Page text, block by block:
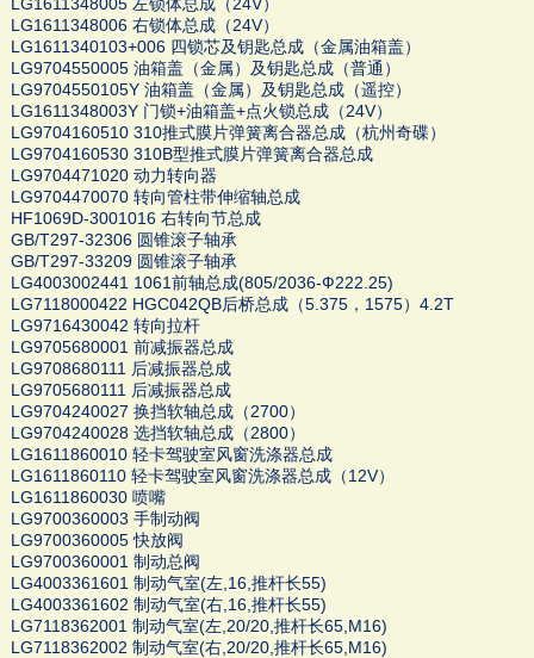
LG1611348005 左锁体总成（24V）
LG1611348006 右锁体总成（24V）
LG1611340103+006 四锁芯及钥匙总成（金属油箱盖）
LG9704550005 油箱盖（金属）及钥匙总成（普通）
LG9704550105Y 油箱盖（金属）及钥匙总成（遥控）
LG1611348003Y 门锁+油箱盖+点火锁总成（24V）
LG9704160510 310推式膜片弹簧离合器总成（杭州奇碟）
LG9704160530 310B型推式膜片弹簧离合器总成
LG9704471020 动力转向器
LG9704470070 转向管柱带伸缩轴总成
HF1069D-3001016 右转向节总成
GB/T297-32306 圆锥滚子轴承
GB/T297-33209 圆锥滚子轴承
LG4003002441 1061前轴总成(805/2036-Ф222.25)
LG7118000422 HGC042QB后桥总成（5.375，1575）4.2T
LG9716430042 转向拉杆
LG9705680001 前减振器总成
LG9708680111 后减振器总成
LG9705680111 后减振器总成
LG9704240027 换挡软轴总成（2700）
LG9704240028 选挡软轴总成（2800）
LG1611860010 轻卡驾驶室风窗洗涤器总成
LG1611860110 轻卡驾驶室风窗洗涤器总成（12V）
LG1611860030 喷嘴
LG9700360003 手制动阀
LG9700360005 快放阀
LG9700360001 制动总阀
LG4003361601 制动气室(左,16,推杆长55)
LG4003361602 制动气室(右,16,推杆长55)
LG7118362001 制动气室(左,20/20,推杆长65,M16)
LG7118362002 制动气室(右,20/20,推杆长65,M16)